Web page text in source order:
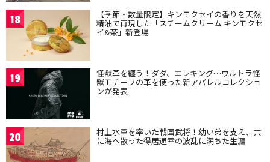
18 【季節・数量限定】キンモクセイの香りを天然
精油で再現した「スチームクリーム キンモクセ
イ&茶」新登場
19 怪獣革を纏う！ダダ、エレキング…ウルトラ怪
獣モチーフの革を使った新アパレルコレクショ
ンが発表
20 村上水軍を率いた戦国武将！幼い弟を支え、共
に海へ散った得居通幸の波乱に満ちた生涯